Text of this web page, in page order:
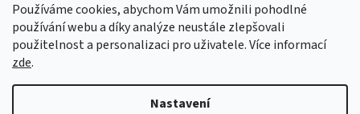
Používáme cookies, abychom Vám umožnili pohodlné
používání webu a díky analýze neustále zlepšovali
použitelnost a personalizaci pro uživatele. Více informací
zde.
Nastavení
Vytvořil Shoptet